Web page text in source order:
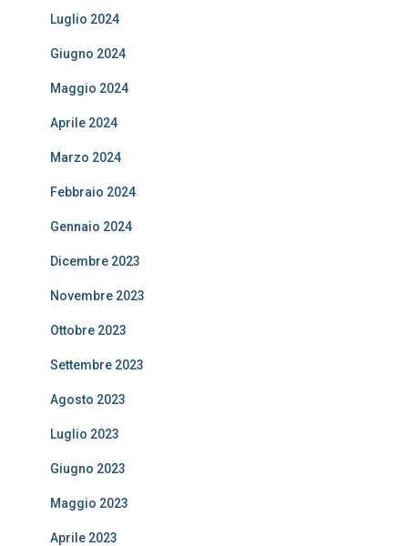
Luglio 2024
Giugno 2024
Maggio 2024
Aprile 2024
Marzo 2024
Febbraio 2024
Gennaio 2024
Dicembre 2023
Novembre 2023
Ottobre 2023
Settembre 2023
Agosto 2023
Luglio 2023
Giugno 2023
Maggio 2023
Aprile 2023